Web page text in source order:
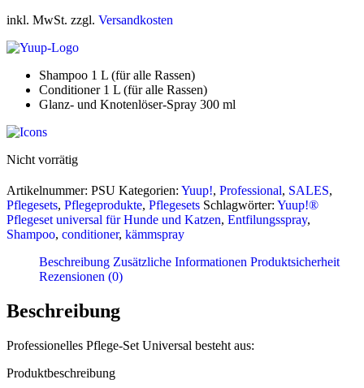
war:
inkl. MwSt. zzgl. Versandkosten
Shampoo 1 L (für alle Rassen)
Conditioner 1 L (für alle Rassen)
Glanz- und Knotenlöser-Spray 300 ml
Nicht vorrätig
Artikelnummer: PSU Kategorien: Yuup!, Professional, SALES,
Pflegesets, Pflegeprodukte, Pflegesets Schlagwörter: Yuup!®
Pflegeset universal für Hunde und Katzen, Entfilungsspray,
Shampoo, conditioner, kämmspray
Beschreibung Zusätzliche Informationen Produktsicherheit
Rezensionen (0)
Beschreibung
Professionelles Pflege-Set Universal besteht aus:
Produktbeschreibung